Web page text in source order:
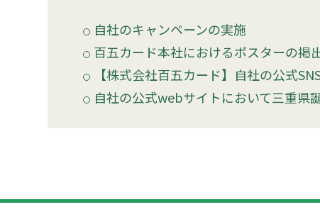
自社のキャンペーンの実施
百五カード本社におけるポスターの掲
【株式会社百五カード】自社の公式
自社の公式webサイトにおいて三重県